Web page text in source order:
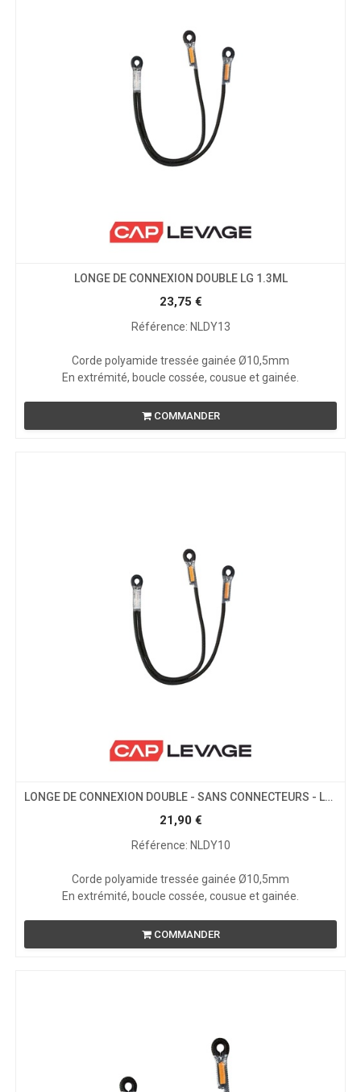
LONGE DE CONNEXION DOUBLE LG 1.3ML
23,75 €
Référence: NLDY13
Corde polyamide tressée gainée Ø10,5mm
En extrémité, boucle cossée, cousue et gainée.
COMMANDER
LONGE DE CONNEXION DOUBLE - SANS CONNECTEURS - LG 1ML
21,90€
Référence: NLDY10
Corde polyamide tressée gainée Ø10,5mm
En extrémité, boucle cossée, cousue et gainée.
COMMANDER